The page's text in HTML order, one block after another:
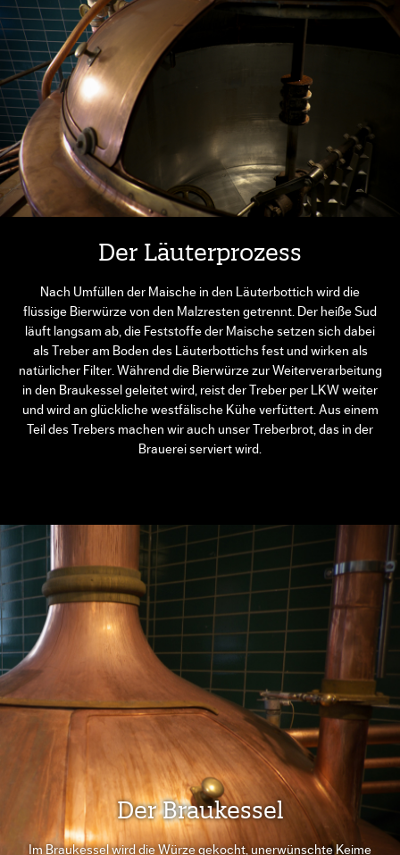
Der Läuterprozess
Nach Umfüllen der Maische in den Läuterbottich wird die
flüssige Bierwürze von den Malzresten getrennt. Der heiße Sud
läuft langsam ab, die Feststoffe der Maische setzen sich dabei
als Treber am Boden des Läuterbottichs fest und wirken als
natürlicher Filter. Während die Bierwürze zur Weiterverarbeitung
in den Braukessel geleitet wird, reist der Treber per LKW weiter
und wird an glückliche westfälische Kühe verfüttert. Aus einem
Teil des Trebers machen wir auch unser Treberbrot, das in der
Brauerei serviert wird.
Der Braukessel
Im Braukessel wird die Würze gekocht, unerwünschte Keime